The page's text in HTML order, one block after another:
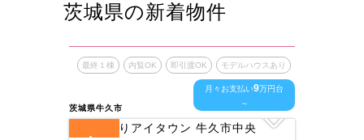
茨城県の新着物件
茨城県牛久市
最終１棟 内覧OK 即引渡OK モデルハウスあり
月々お支払い9万円台
～